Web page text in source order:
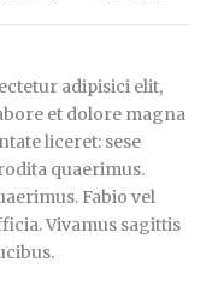
adipisici elit,
et dolore magna
liceret: sese
quaerimus.
Fabio vel
Vivamus sagittis